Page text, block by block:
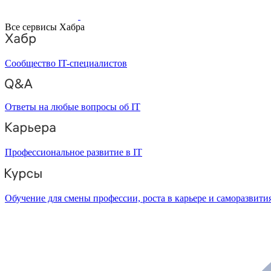
Все сервисы Хабра
Сообщество IT-специалистов
Ответы на любые вопросы об IT
Профессиональное развитие в IT
Обучение для смены профессии, роста в карьере и